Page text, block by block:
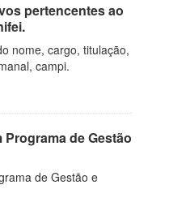
pertencentes ao
nome, cargo, titulação,
campi.
de Gestão
de Gestão e